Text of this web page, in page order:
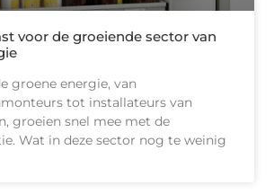
voor de groeiende sector van
groene energie, van
tot installateurs van
groeien snel mee met de
Wat in deze sector nog te weinig